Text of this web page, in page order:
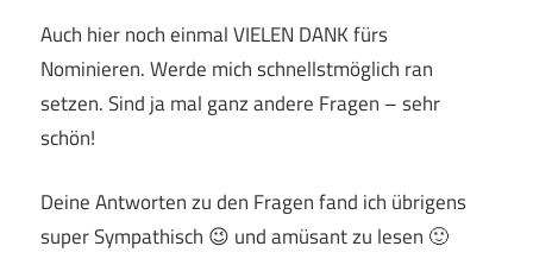
Auch hier noch einmal VIELEN DANK fürs
Nominieren. Werde mich schnellstmöglich ran
setzen. Sind ja mal ganz andere Fragen – sehr
schön!
Deine Antworten zu den Fragen fand ich übrigens
super Sympathisch 😉 und amüsant zu lesen 🙂